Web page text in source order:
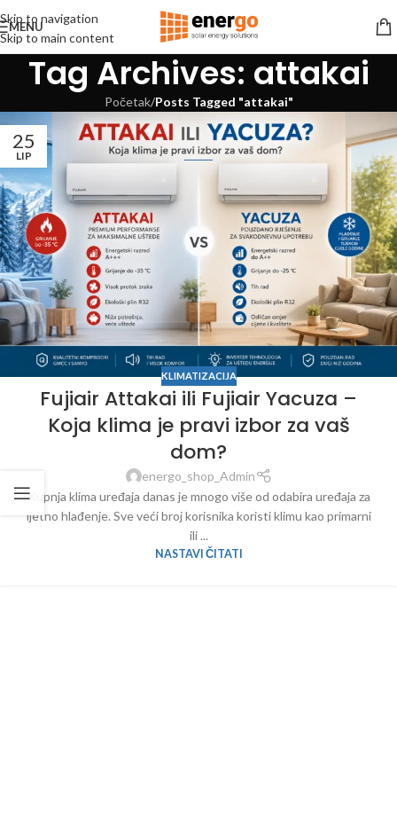
Skip to navigation
Skip to main content
MENU
Tag Archives: attakai
Početak/Posts Tagged "attakai"
25
LIP
KLIMATIZACIJA
Fujiair Attakai ili Fujiair Yacuza –
Koja klima je pravi izbor za vaš
dom?
energo_shop_Admin
Kupnja klima uređaja danas je mnogo više od odabira uređaja za
ljetno hlađenje. Sve veći broj korisnika koristi klimu kao primarni
ili ...
NASTAVI ČITATI